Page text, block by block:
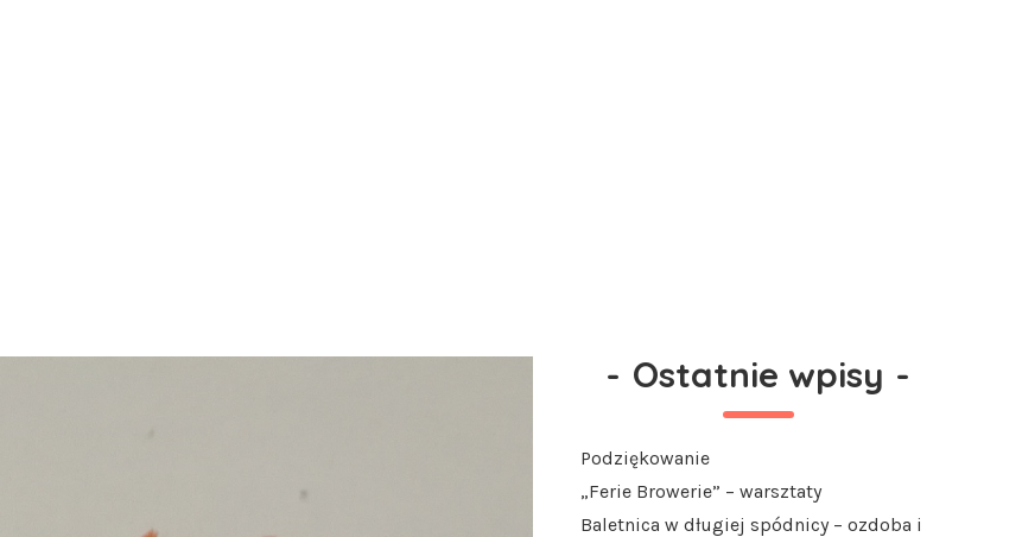
- Ostatnie wpisy -
Podziękowanie
„Ferie Browerie” – warsztaty
Baletnica w długiej spódnicy – ozdoba i